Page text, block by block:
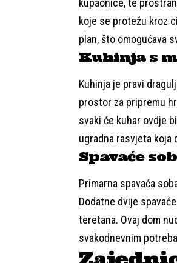
kupaonice, te
koje se protežu kroz
plan, što omogućava
Kuhinja s
Kuhinja je pravi
prostor za pripremu
svaki će kuhar ovdje
ugradna rasvjeta
Spavaće
Primarna spavaća
Dodatne dvije
teretana. Ovaj dom
svakodnevnim